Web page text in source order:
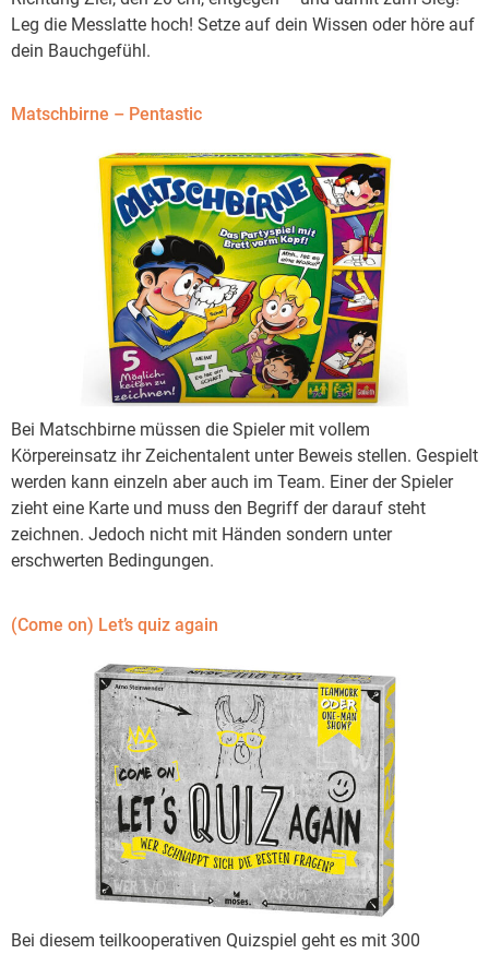
Leg die Messlatte hoch! Setze auf dein Wissen oder höre auf
dein Bauchgefühl.
Matschbirne – Pentastic
Bei Matschbirne müssen die Spieler mit vollem
Körpereinsatz ihr Zeichentalent unter Beweis stellen. Gespielt
werden kann einzeln aber auch im Team. Einer der Spieler
zieht eine Karte und muss den Begriff der darauf steht
zeichnen. Jedoch nicht mit Händen sondern unter
erschwerten Bedingungen.
(Come on) Let’s quiz again
Bei diesem teilkooperativen Quizspiel geht es mit 300